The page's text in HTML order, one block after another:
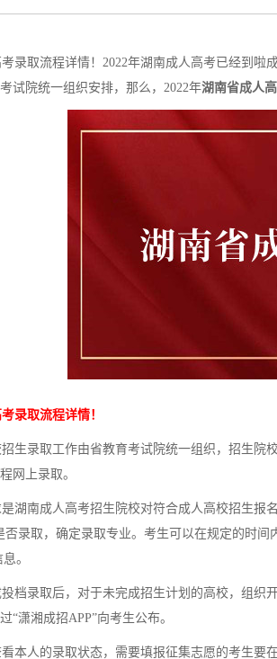
录取流程详情！2022年湖南成人高考已经到啦
试院统一组织安排，那么，2022年湖南省成人
录取流程详情！
生录取工作由省教育考试院统一组织，招生院
网上录取。
湖南成人高考招生院校对符合成人高校招生报
否录取，确定录取专业。考生可以在规定的时
。
档录取后，对于未完成招生计划的高校，组织
“潇湘成招APP”向考生公布。
本人的录取状态，需要填报征集志愿的考生要